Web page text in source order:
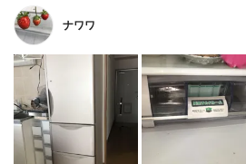
ナワワ